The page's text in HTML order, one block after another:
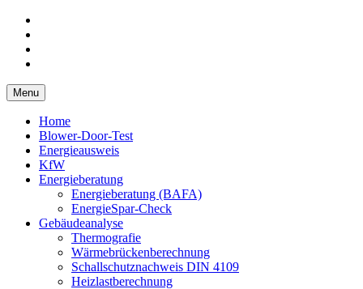
Menu
Home
Blower-Door-Test
Energieausweis
KfW
Energieberatung
Energieberatung (BAFA)
EnergieSpar-Check
Gebäudeanalyse
Thermografie
Wärmebrückenberechnung
Schallschutznachweis DIN 4109
Heizlastberechnung